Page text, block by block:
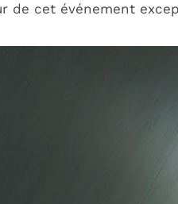
de cet événement